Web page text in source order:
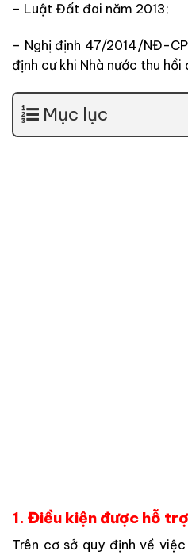
– Luật Đất đai năm 2013;
– Nghị định 47/2014/NĐ-
định cư khi Nhà nước thu hồi
Mục lục
1. Điều kiện được hỗ
Trên cơ sở quy định về